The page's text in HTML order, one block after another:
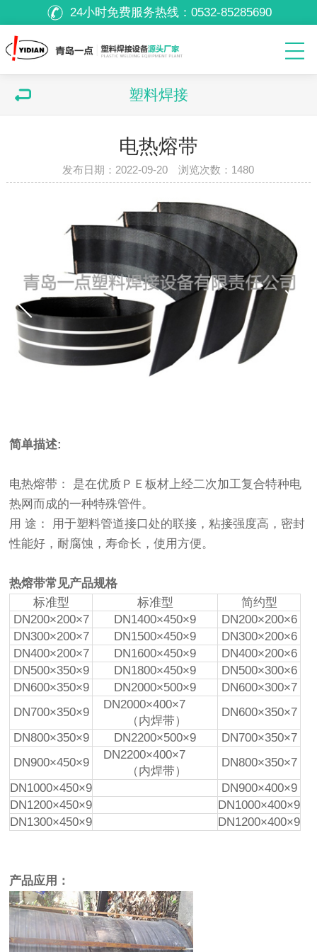
24小时免费服务热线： 0532-85285690
塑料焊接
电热熔带
发布日期：2022-09-20 浏览次数： 1480
简单描述:
电热熔带： 是在优质ＰＥ板材上经二次加工复合特种电
热网而成的一种特殊管件。
用 途： 用于塑料管道接口处的联接，粘接强度高，密封
性能好，耐腐蚀，寿命长，使用方便。
热熔带常见产品规格
标准型
标准型
简约型
DN200×200×7
DN1400×450×9
DN200×200×6
DN300×200×7
DN1500×450×9
DN300×200×6
DN400×200×7
DN1600×450×9
DN400×200×6
DN500×350×9
DN1800×450×9
DN500×300×6
DN600×350×9
DN2000×500×9
DN600×300×7
DN700×350×9
DN2000×400×7
（内焊带）
DN600×350×7
DN800×350×9
DN2200×500×9
DN700×350×7
DN900×450×9
DN2200×400×7
（内焊带）
DN800×350×7
DN1000×450×9
DN900×400×9
DN1200×450×9
DN1000×400×9
DN1300×450×9
DN1200×400×9
产品应用：